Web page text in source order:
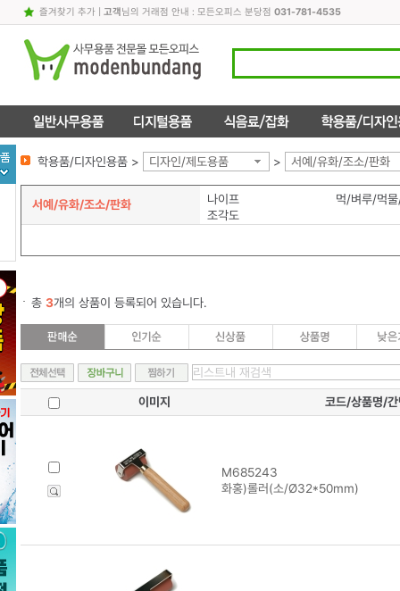
즐겨찾기 추가| 고객님의 거래점 안내 : 모든오피스 분당점 031-781-4535
학용품/디자인용품 > 디자인/제도용품 > 서예/유화/조소/판화
서예/유화/조소/판화 나이프
먹/벼루/먹
조각도
총 3개의 상품이 등록되어 있습니다.
이미지 코드/상품명/간
M685243
화홍)롤러(소/Ø32*50mm)